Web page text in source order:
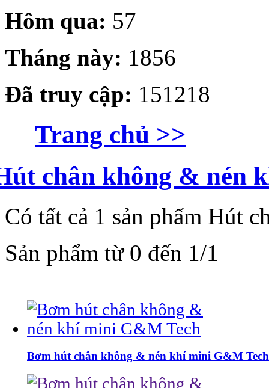
Hôm qua: 57
Tháng này: 1856
Đã truy cập: 151218
Trang chủ >>
chân không & nén
Có tất cả 1 sản phẩm Hút
Sản phẩm từ 0 đến 1/1
Bơm hút chân không & nén khí mini G&M Tech